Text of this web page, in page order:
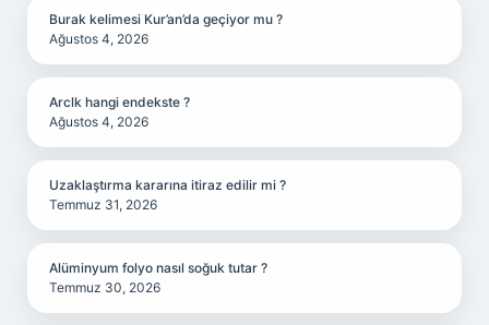
Burak kelimesi Kur’an’da geçiyor mu ?
Ağustos 4, 2026
Arclk hangi endekste ?
Ağustos 4, 2026
Uzaklaştırma kararına itiraz edilir mi ?
Temmuz 31, 2026
Alüminyum folyo nasıl soğuk tutar ?
Temmuz 30, 2026